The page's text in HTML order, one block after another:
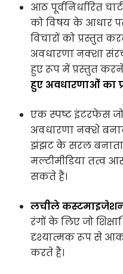
आठ पूर्वनिर्धारित
को विषय के आधार
विचारों को प्रस्तुत
अवधारणा नक्शा
हुए रूप में प्रस्तुत
हुए अवधारणाओं का
एक स्पष्ट इंटरफेस
अवधारणा नक्शे
झंझट के सरल बनाता
मल्टीमीडिया तत्व
सकते हैं।
लचीले
रंगों के लिए जो
दृश्यात्मक रूप से
करते हैं।